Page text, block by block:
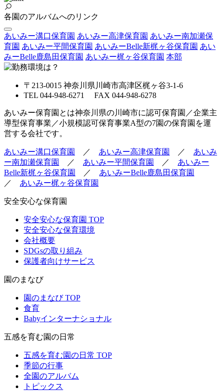
各園のアルバムへのリンク
あいみー溝口保育園 あいみー高津保育園 あいみー南加瀬保
育園 あいみー平間保育園 あいみーBelle新梶ヶ谷保育園 あい
みーBelle鹿島田保育園 あいみー梶ヶ谷保育園 本部
〒213-0015 神奈川県川崎市高津区梶ヶ谷3-1-6
TEL 044-948-6271 FAX 044-948-6278
あいみー保育園とは神奈川県の川崎市に認可保育園／企業主
導型保育事業／小規模認可保育事業A型の7園の保育園を運
営する会社です。
あいみー溝口保育園 ／ あいみー高津保育園 ／ あいみ
ー南加瀬保育園
／ あいみー平間保育園 ／ あいみー
Belle新梶ヶ谷保育園
／ あいみーBelle鹿島田保育園
／ あいみー梶ヶ谷保育園
安全安心な保育園
安全安心な保育園 TOP
安全安心な保育環境
会社概要
SDGsの取り組み
保護者向けサービス
園のまなび
園のまなび TOP
食育
Babyインターナショナル
五感を育む園の日常
五感を育む園の日常 TOP
季節の行事
全園のアルバム
トピックス